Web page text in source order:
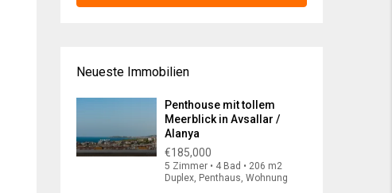
Neueste Immobilien
Penthouse mit tollem
Meerblick in Avsallar /
Alanya
€185,000
5 Zimmer • 4 Bad • 206 m2
Duplex, Penthaus, Wohnung